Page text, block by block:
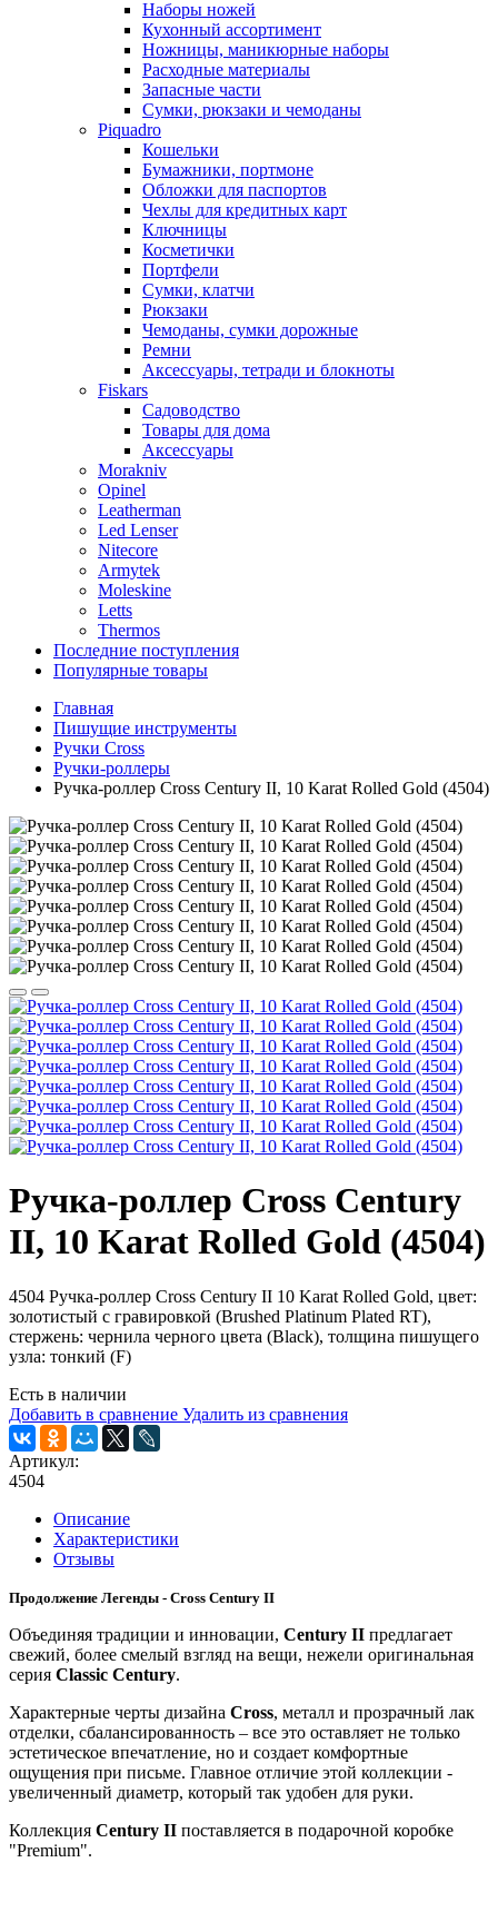
Наборы ножей
Кухонный ассортимент
Ножницы, маникюрные наборы
Расходные материалы
Запасные части
Сумки, рюкзаки и чемоданы
Piquadro
Кошельки
Бумажники, портмоне
Обложки для паспортов
Чехлы для кредитных карт
Ключницы
Косметички
Портфели
Сумки, клатчи
Рюкзаки
Чемоданы, сумки дорожные
Ремни
Аксессуары, тетради и блокноты
Fiskars
Садоводство
Товары для дома
Аксессуары
Morakniv
Opinel
Leatherman
Led Lenser
Nitecore
Armytek
Moleskine
Letts
Thermos
Последние поступления
Популярные товары
Главная
Пишущие инструменты
Ручки Cross
Ручки-роллеры
Ручка-роллер Cross Century II, 10 Karat Rolled Gold (4504)
Ручка-роллер Cross Century
II, 10 Karat Rolled Gold (4504)
4504 Ручка-роллер Cross Century II 10 Karat Rolled Gold, цвет:
золотистый с гравировкой (Brushed Platinum Plated RT),
стержень: чернила черного цвета (Black), толщина пишущего
узла: тонкий (F)
Есть в наличии
Добавить в сравнение Удалить из сравнения
Артикул:
4504
Описание
Характеристики
Отзывы
Продолжение Легенды - Cross Century II
Объединяя традиции и инновации, Century II предлагает
свежий, более смелый взгляд на вещи, нежели оригинальная
серия Classic Century.
Характерные черты дизайна Cross, металл и прозрачный лак
отделки, сбалансированность – все это оставляет не только
эстетическое впечатление, но и создает комфортные
ощущения при письме. Главное отличие этой коллекции -
увеличенный диаметр, который так удобен для руки.
Коллекция Century II поставляется в подарочной коробке
"Premium".